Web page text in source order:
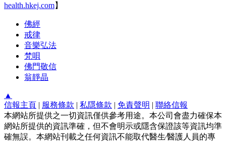
health.hkej.com】
佛經
戒律
音樂弘法
梵唄
佛門敬信
翁靜晶
▲
信報主頁 | 服務條款 | 私隱條款 | 免責聲明 | 聯絡信報
本網站所提供之一切資訊僅供參考用途。本公司會盡力確保本
網站所提供的資訊準確，但不會明示或隱含保證該等資訊均準
確無誤。本網站刊載之任何資訊不能取代醫生∕醫護人員的專